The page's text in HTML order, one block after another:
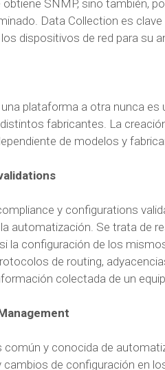
SNMP, sino también,
Data Collection es
dispositivos de red para su
plataforma a otra nunca
fabricantes. La
de modelos y
y configurations
automatización. Se trata de
la configuración de los
de routing,
colectada de un
común y conocida de
cambios de configuración en